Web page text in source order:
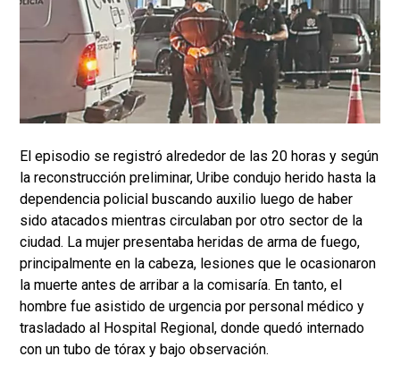
El episodio se registró alrededor de las 20 horas y según
la reconstrucción preliminar, Uribe condujo herido hasta la
dependencia policial buscando auxilio luego de haber
sido atacados mientras circulaban por otro sector de la
ciudad. La mujer presentaba heridas de arma de fuego,
principalmente en la cabeza, lesiones que le ocasionaron
la muerte antes de arribar a la comisaría. En tanto, el
hombre fue asistido de urgencia por personal médico y
trasladado al Hospital Regional, donde quedó internado
con un tubo de tórax y bajo observación.